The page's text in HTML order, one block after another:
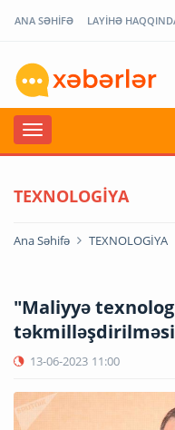
ANA SƏHİFƏ LAYİHƏ
TEXNOLOGİYA
Ana Səhifə TEXNOLOGİYA
"Maliyyə
13-06-2023 11:00